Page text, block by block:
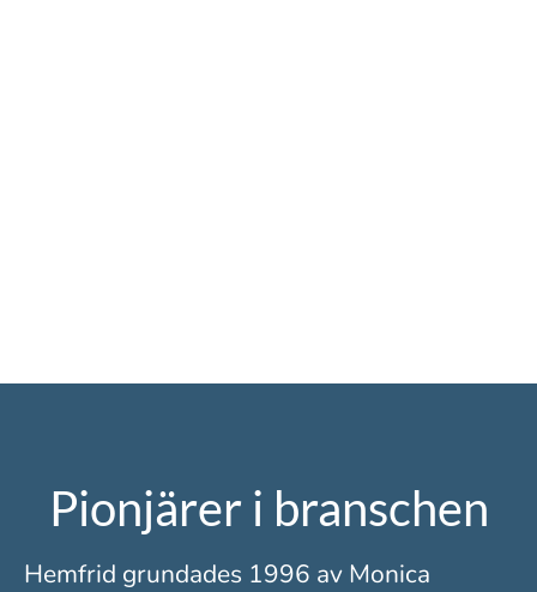
Pionjärer i branschen
Hemfrid grundades 1996 av Monica